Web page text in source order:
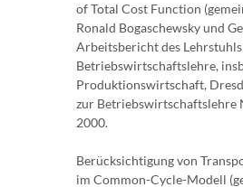
of Total Cost Function
Ronald Bogaschewsky und
Arbeitsbericht des
Betriebswirtschaftslehre,
Produktionswirtschaft,
zur Betriebswirtschaftslehre
2000.
Berücksichtigung von
im Common-Cycle-Modell